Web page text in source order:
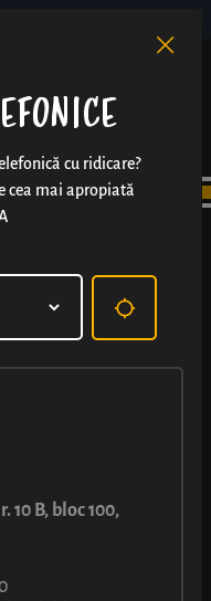
cu ridicare?
cea mai apropiată
10 B, bloc 100,